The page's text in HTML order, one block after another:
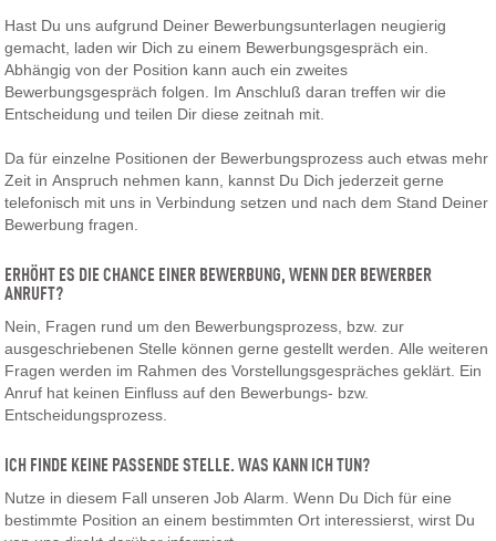
Hast Du uns aufgrund Deiner Bewerbungsunterlagen neugierig
gemacht, laden wir Dich zu einem Bewerbungsgespräch ein.
Abhängig von der Position kann auch ein zweites
Bewerbungsgespräch folgen. Im Anschluß daran treffen wir die
Entscheidung und teilen Dir diese zeitnah mit.
Da für einzelne Positionen der Bewerbungsprozess auch etwas mehr
Zeit in Anspruch nehmen kann, kannst Du Dich jederzeit gerne
telefonisch mit uns in Verbindung setzen und nach dem Stand Deiner
Bewerbung fragen.
ERHÖHT ES DIE CHANCE EINER BEWERBUNG, WENN DER BEWERBER
ANRUFT?
Nein, Fragen rund um den Bewerbungsprozess, bzw. zur
ausgeschriebenen Stelle können gerne gestellt werden. Alle weiteren
Fragen werden im Rahmen des Vorstellungsgespräches geklärt. Ein
Anruf hat keinen Einfluss auf den Bewerbungs- bzw.
Entscheidungsprozess.
ICH FINDE KEINE PASSENDE STELLE. WAS KANN ICH TUN?
Nutze in diesem Fall unseren Job Alarm. Wenn Du Dich für eine
bestimmte Position an einem bestimmten Ort interessierst, wirst Du